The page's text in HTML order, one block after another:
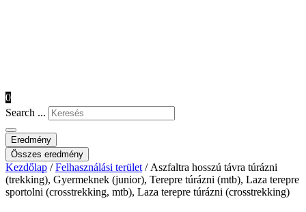
0
Search ...
Eredmény
Összes eredmény
Kezdőlap /Felhasználási terület / Aszfaltra hosszú távra túrázni
(trekking), Gyermeknek (junior), Terepre túrázni (mtb), Laza terepre
sportolni (crosstrekking, mtb), Laza terepre túrázni (crosstrekking)